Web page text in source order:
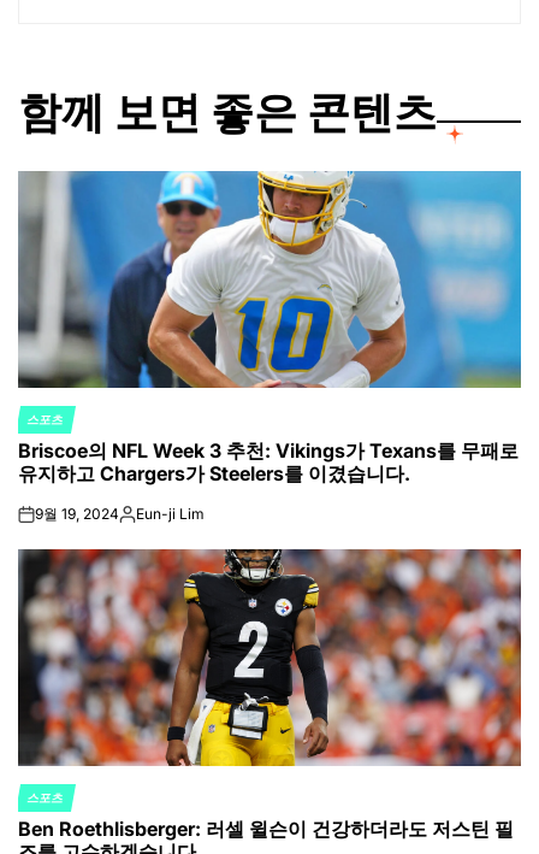
함께 보면 좋은 콘텐츠
POSTED
IN
스포츠
Briscoe의 NFL Week 3 추천: Vikings가 Texans를 무패로
유지하고 Chargers가 Steelers를 이겼습니다.
on9월 19, 2024Posted
Eun-ji Lim
POSTED
IN
스포츠
Ben Roethlisberger: 러셀 윌슨이 건강하더라도 저스틴 필